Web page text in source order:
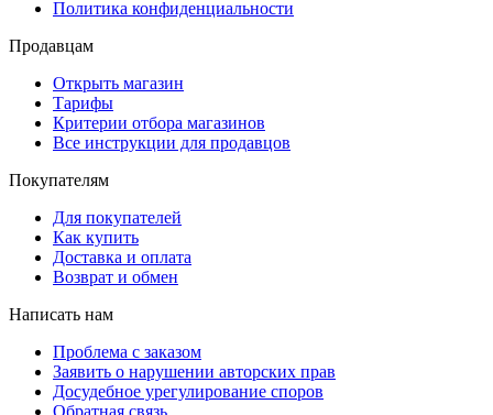
Политика конфиденциальности
Продавцам
Открыть магазин
Тарифы
Критерии отбора магазинов
Все инструкции для продавцов
Покупателям
Для покупателей
Как купить
Доставка и оплата
Возврат и обмен
Написать нам
Проблема с заказом
Заявить о нарушении авторских прав
Досудебное урегулирование споров